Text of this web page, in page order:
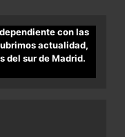
con las
actualidad,
del sur de Madrid.